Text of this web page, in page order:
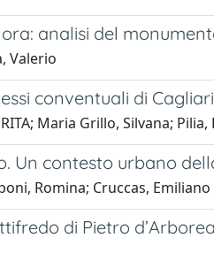
analisi del
Valerio
conventuali di
Maria Grillo, Silvana; Pilia,
Un contesto urbano
Romina; Cruccas, Emiliano
di Pietro